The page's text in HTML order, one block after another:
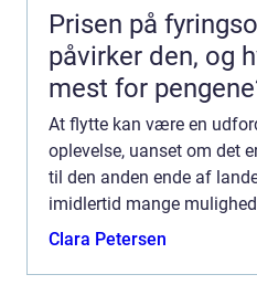
Prisen på fyringsolie
påvirker den, og
mest for
At flytte kan være en
oplevelse, uanset om det
til den anden ende af
imidlertid mange
pålideligt flyttefir...
Clara Petersen